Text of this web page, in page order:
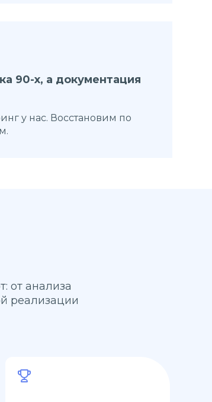
90-х, а документация
у нас. Восстановим по
от анализа
реализации